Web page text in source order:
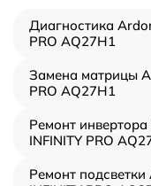
Диагностика
PRO AQ27H1
Замена матрицы
PRO AQ27H1
Ремонт
INFINITY PRO
Ремонт